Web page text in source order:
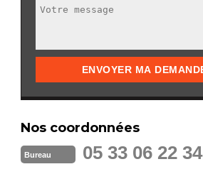
Nos coordonnées
Bureau 05 33 06 22 34